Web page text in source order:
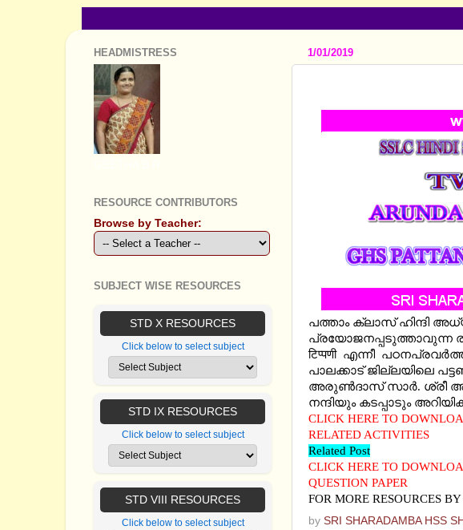
1/01/2019
പത്താം ക്ലാസ് ഹിന്ദി
പ്രയോജനപ്പടുത്താവുന്ന രണ്ട്
टिप्पणी എന്നീ
പാലക്കാട് ജില്ലയിലെ
അരുണ്‍ദാസ് സാര്‍. ശ്രീ
നന്ദിയും കടപ്പാടും
CLICK HERE TO
RELATED ACTIVITIES
Related Post
CLICK HERE TO
QUESTION PAPER
FOR MORE RESOURCES
by SRI SHARADAMBA HSS
HEADMISTRESS
RESOURCE CONTRIBUTORS
Browse by Teacher:
SUBJECT WISE RESOURCES
STD X RESOURCES
Click below to select subject
STD IX RESOURCES
Click below to select subject
STD VIII RESOURCES
Click below to select subject